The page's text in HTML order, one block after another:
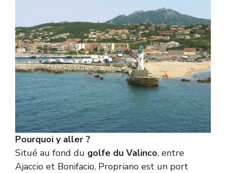
Pourquoi y aller ?
Situé au fond du golfe du Valinco, entre
Ajaccio et Bonifacio, Propriano est un port